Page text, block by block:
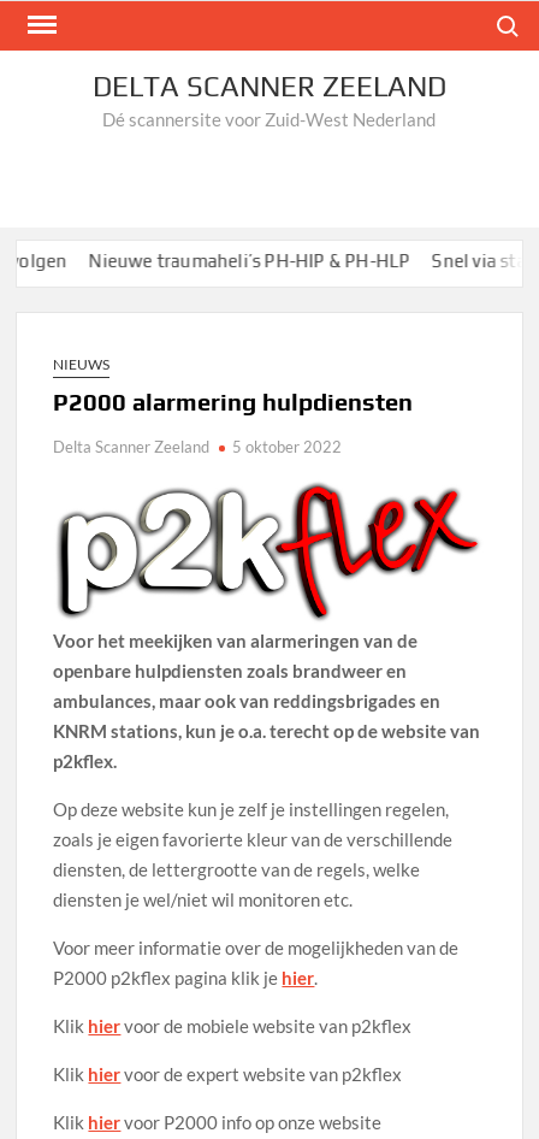
Zoek
DELTA SCANNER ZEELAND
Dé scannersite voor Zuid-West Nederland
Nieuwe traumaheli’s PH-HIP & PH-HLP Snel via
NIEUWS
P2000 alarmering hulpdiensten
Delta Scanner Zeeland 5 oktober 2022
Voor het meekijken van alarmeringen van de
openbare hulpdiensten zoals brandweer en
ambulances, maar ook van reddingsbrigades en
KNRM stations, kun je o.a. terecht op de website van
p2kflex.
Op deze website kun je zelf je instellingen regelen,
zoals je eigen favorierte kleur van de verschillende
diensten, de lettergrootte van de regels, welke
diensten je wel/niet wil monitoren etc.
Voor meer informatie over de mogelijkheden van de
P2000 p2kflex pagina klik je hier.
Klik hiervoor de mobiele website van p2kflex
Klik hiervoor de expert website van p2kflex
Klik hiervoor P2000 info op onze website